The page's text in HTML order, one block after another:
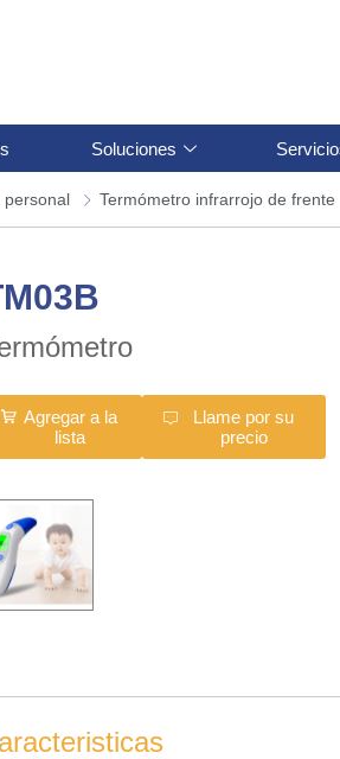
Soluciones
personal Termómetro infrarrojo de frente
Agregar a la
lista
Llame por su
precio